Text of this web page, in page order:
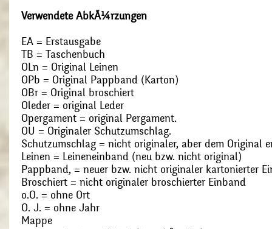
Verwendete AbkÃ¼rzungen
EA = Erstausgabe
TB = Taschenbuch
OLn = Original Leinen
OPb = Original Pappband (Karton)
OBr = Original broschiert
Oleder = original Leder
Opergament = original Pergament.
OU = Originaler Schutzumschlag.
Schutzumschlag = nicht originaler, aber dem Original
Leinen = Leineneinband (neu bzw. nicht original)
Pappband, = neuer bzw. nicht originaler kartonierter
Broschiert = nicht originaler broschierter Einband
o.O. = ohne Ort
O. J. = ohne Jahr
Mappe